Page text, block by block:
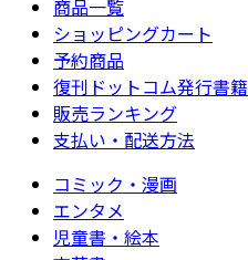
商品一覧
ショッピングカート
予約商品
復刊ドットコム発行書籍
販売ランキング
支払い・配送方法
コミック・漫画
エンタメ
児童書・絵本